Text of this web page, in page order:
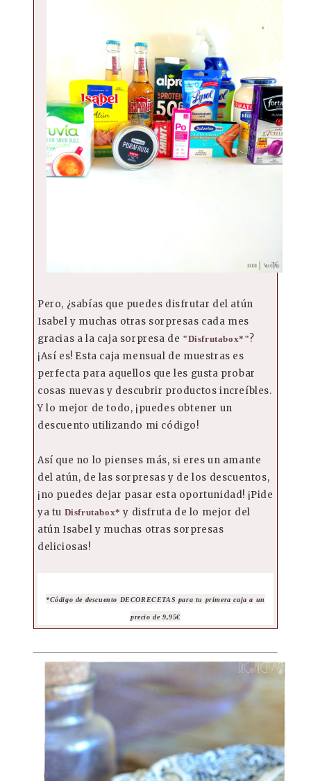
Pero, ¿sabías que puedes disfrutar del atún
Isabel y muchas otras sorpresas cada mes
gracias a la caja sorpresa de "Disfrutabox* " ?
¡Así es! Esta caja mensual de muestras es
perfecta para aquellos que les gusta probar
cosas nuevas y descubrir productos increíbles.
Y lo mejor de todo, ¡puedes obtener un
descuento utilizando mi código!
Así que no lo pienses más, si eres un amante
del atún, de las sorpresas y de los descuentos,
¡no puedes dejar pasar esta oportunidad! ¡Pide
ya tu Disfrutabox* y disfruta de lo mejor del
atún Isabel y muchas otras sorpresas
deliciosas!
*Código de descuento DECORECETAS para tu primera caja a un
precio de 9,95€